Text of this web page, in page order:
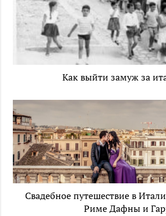
Как выйти замуж за
Свадебное путешествие в
Риме Дафны и